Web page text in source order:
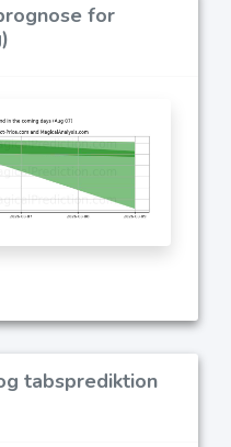
for
tabsprediktion